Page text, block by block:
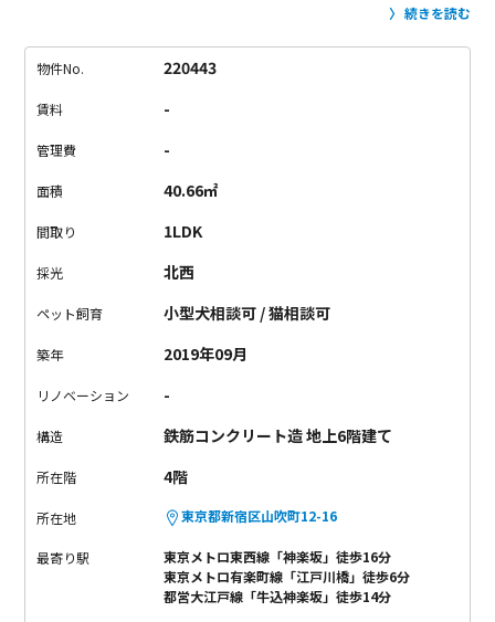
ここは寝る
落ち着くお部屋として、案外いい感じ。
の持ち主です。
キレイドコロが好きなあなたにおすすめのお部
屋です。
続きを読む
物件No. 220443
賃料 -
管理費 -
面積 40.66㎡
間取り 1LDK
採光 北西
ペット飼育 小型犬相談可 / 猫相談可
築年 2019年09月
リノベーション -
構造 鉄筋コンクリート造 地上6階建て
所在階 4階
所在地 東京都新宿区山吹町12-16
最寄り駅
東京メトロ東西線「神楽坂」徒歩16分
東京メトロ有楽町線「江戸川橋」徒歩6分
都営大江戸線「牛込神楽坂」徒歩14分